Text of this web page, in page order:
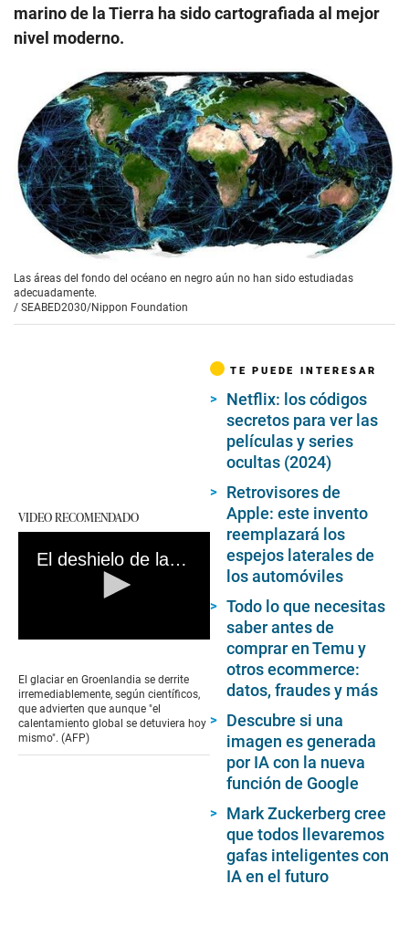
marino de la Tierra ha sido cartografiada al mejor
nivel moderno.
Las áreas del fondo del océano en negro aún no han sido estudiadas
adecuadamente.
/ SEABED2030/Nippon Foundation
VIDEO RECOMENDADO
El deshielo de la capa que cubre Groenlandia alcanza el punto de no retorno
of
1
minute,
22
seconds
El glaciar en Groenlandia se derrite
irremediablemente, según científicos,
que advierten que aunque "el
calentamiento global se detuviera hoy
mismo". (AFP)
TE PUEDE INTERESAR
Netflix: los códigos
secretos para ver las
películas y series
ocultas (2024)
Retrovisores de
Apple: este invento
reemplazará los
espejos laterales de
los automóviles
Todo lo que necesitas
saber antes de
comprar en Temu y
otros ecommerce:
datos, fraudes y más
Descubre si una
imagen es generada
por IA con la nueva
función de Google
Mark Zuckerberg cree
que todos llevaremos
gafas inteligentes con
IA en el futuro